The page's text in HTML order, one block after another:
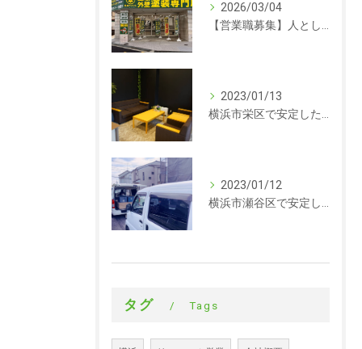
2026/03/04
2023/01/13
2023/01/12
タグ Tags